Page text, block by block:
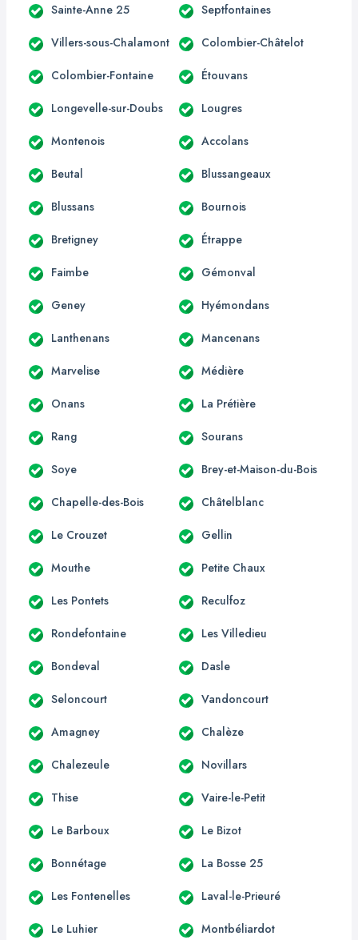
Sainte-Anne 25 Septfontaines
Villers-sous-Chalamont Colombier-Châtelot
Colombier-Fontaine Étouvans
Longevelle-sur-Doubs Lougres
Montenois Accolans
Beutal Blussangeaux
Blussans Bournois
Bretigney Étrappe
Faimbe Gémonval
Geney Hyémondans
Lanthenans Mancenans
Marvelise Médière
Onans La Prétière
Rang Sourans
Soye Brey-et-Maison-du-Bois
Chapelle-des-Bois Châtelblanc
Le Crouzet Gellin
Mouthe Petite Chaux
Les Pontets Reculfoz
Rondefontaine Les Villedieu
Bondeval Dasle
Seloncourt Vandoncourt
Amagney Chalèze
Chalezeule Novillars
Thise Vaire-le-Petit
Le Barboux Le Bizot
Bonnétage La Bosse 25
Les Fontenelles Laval-le-Prieuré
Le Luhier Montbéliardot